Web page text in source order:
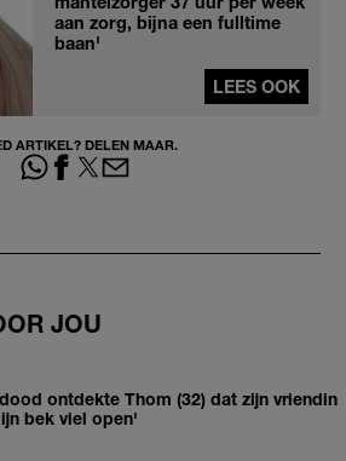
aan zorg, bijna een fulltime
baan'
LEES OOK
ARTIKEL? DELEN MAAR.
JOU
ontdekte Thom (32) dat zijn vriendin
bek viel open'